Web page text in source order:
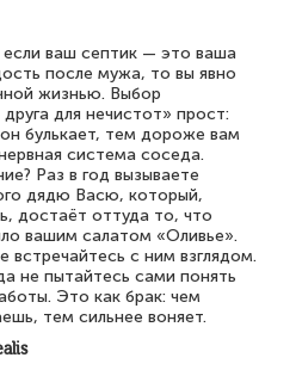
ваш септик — это ваша
после мужа, то вы явно
жизнью. Выбор
для нечистот» прост:
булькает, тем дороже вам
система соседа.
Раз в год вызываете
дядю Васю, который,
достаёт оттуда то, что
вашим салатом «Оливье».
встречайтесь с ним взглядом.
не пытайтесь сами понять
Это как брак: чем
тем сильнее воняет.